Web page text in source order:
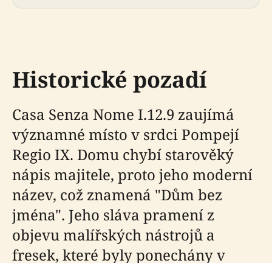
Historické pozadí
Casa Senza Nome I.12.9 zaujímá
významné místo v srdci Pompejí
Regio IX. Domu chybí starověký
nápis majitele, proto jeho moderní
název, což znamená "Dům bez
jména". Jeho sláva pramení z
objevu malířských nástrojů a
fresek, které byly ponechány v